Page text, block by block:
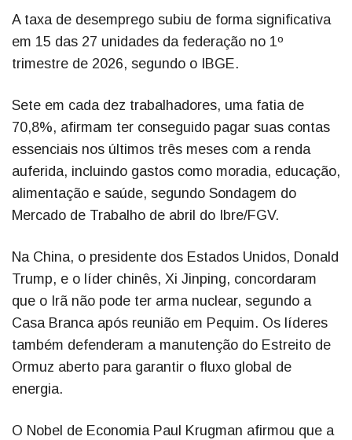
A taxa de desemprego subiu de forma significativa
em 15 das 27 unidades da federação no 1º
trimestre de 2026, segundo o IBGE.
Sete em cada dez trabalhadores, uma fatia de
70,8%, afirmam ter conseguido pagar suas contas
essenciais nos últimos três meses com a renda
auferida, incluindo gastos como moradia, educação,
alimentação e saúde, segundo Sondagem do
Mercado de Trabalho de abril do Ibre/FGV.
Na China, o presidente dos Estados Unidos, Donald
Trump, e o líder chinês, Xi Jinping, concordaram
que o Irã não pode ter arma nuclear, segundo a
Casa Branca após reunião em Pequim. Os líderes
também defenderam a manutenção do Estreito de
Ormuz aberto para garantir o fluxo global de
energia.
O Nobel de Economia Paul Krugman afirmou que a